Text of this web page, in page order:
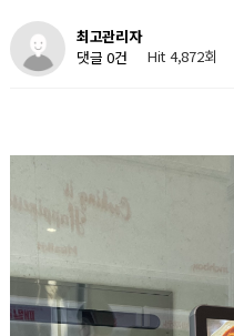
최고관리자
댓글 0건
Hit 4,872회